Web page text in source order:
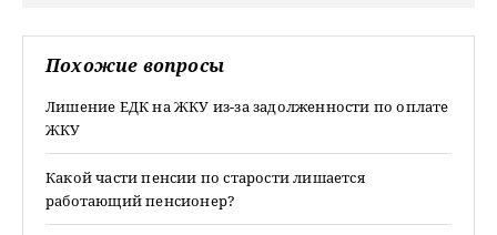
Похожие вопросы
Лишение ЕДК на ЖКУ из-за задолженности по оплате
ЖКУ
Какой части пенсии по старости лишается
работающий пенсионер?